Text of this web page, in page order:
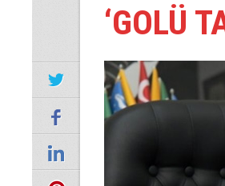
‘GOLÜ